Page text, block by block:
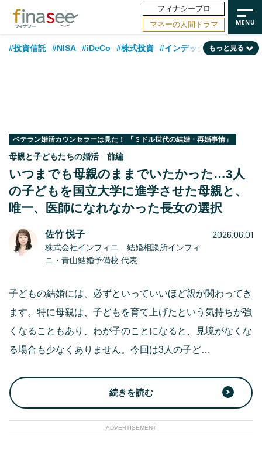
フィナシープロ
マネーの人間ドラマ
#投資信託 #NISA #iDeCo #株式投資 #インデックスファンド
#フィナンシャル・ウェルビーイング #データ・調査 #国内株式型
#60代
もっと見る
ベテラン婚活カウンセラーは見た！ 「ミドル世代の結婚・再婚事情」
母親と子どもたちの婚活 前編
いつまでも母親のままでいたかった…3人
の子どもを国立大学に進学させた母親と、
唯一、医師になれなかった長女の選択
佐竹 悦子
株式会社インフィニ 結婚相談所インフィ
ニ・青山結婚予備校 代表
2026.06.01
子どもの結婚には、必ずといっていいほど親が関わってき
ます。特に母親は、子どもを育て上げたという気持ちが強
くなることもあり、わが子のことになると、見境がなくな
る場合も少なくありません。今回は3人の子ど…
続きを読む
ADVERTISEMENT